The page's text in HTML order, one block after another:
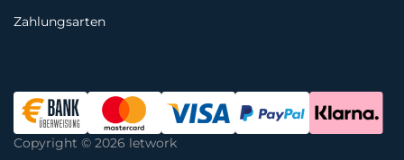
Zahlungsarten
Copyright © 2026 letwork